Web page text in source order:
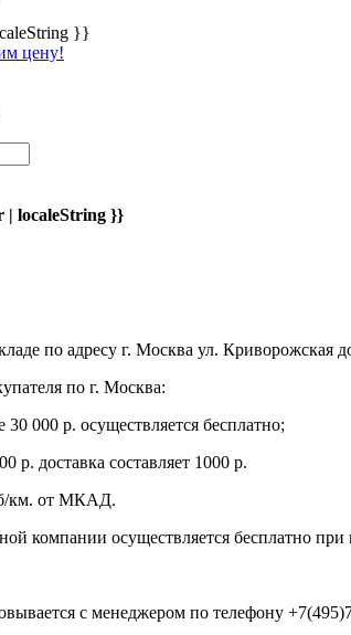
}}
цену!
| localeString }}
по адресу г. Москва ул. Криворожская
по г. Москва:
30 000 р. осуществляется бесплатно;
р. доставка составляет 1000 р.
км. от МКАД.
компании осуществляется бесплатно при
с менеджером по телефону